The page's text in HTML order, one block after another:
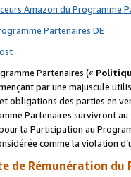
Amazon du Programme
Partenaires DE
Partenaires («
par une majuscule
obligations des parties en
Partenaires survivront
la Participation au
comme la violation
de Rémunération